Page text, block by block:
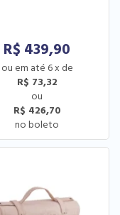
R$ 439,90
6x de
R$ 73,32
R$ 426,70